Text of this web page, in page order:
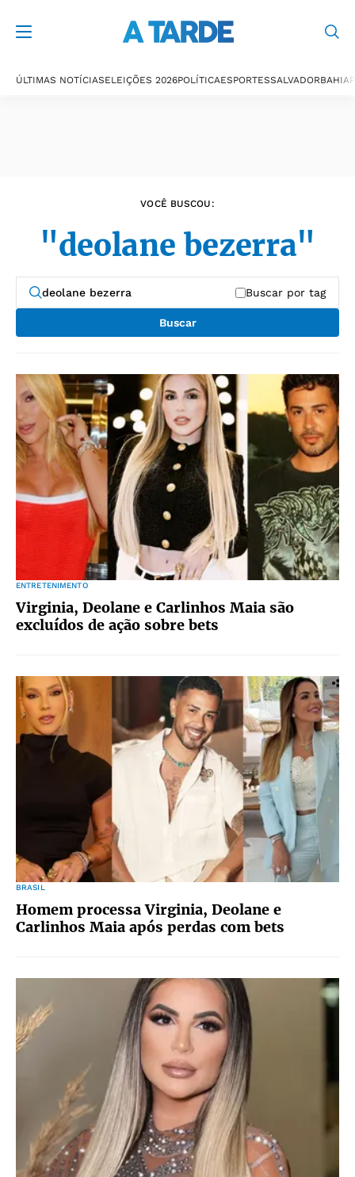
ÚLTIMAS NOTÍCIASELEIÇÕES 2026POLÍTICAESPORTESSALVADORBAHIA
VOCÊ BUSCOU:
"deolane bezerra"
Buscar por tag
Buscar
ENTRETENIMENTO
Virginia, Deolane e Carlinhos Maia são
excluídos de ação sobre bets
BRASIL
Homem processa Virginia, Deolane e
Carlinhos Maia após perdas com bets